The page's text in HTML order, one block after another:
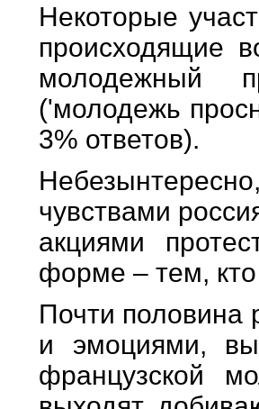
Некоторые
происходящие
молодежный
('молодежь
3% ответов).
чувствами
акциями
форме – тем,
Почти половина
и эмоциями,
французской